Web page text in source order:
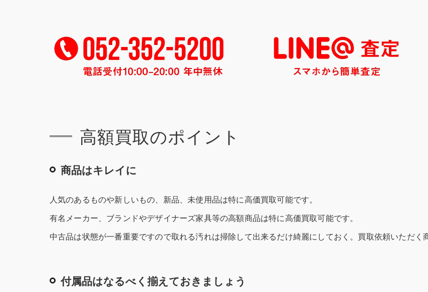
高額買取のポイント
商品はキレイに
人気のあるものや新しいもの、新品、未使用品は特に高価買取可能です。
有名メーカー、ブランドやデザイナーズ家具等の高額商品は特に高価買取可能です。
中古品は状態が一番重要ですので取れる汚れは掃除して出来るだけ綺麗にしておく。買取依頼いただく
付属品はなるべく揃えておきましょう